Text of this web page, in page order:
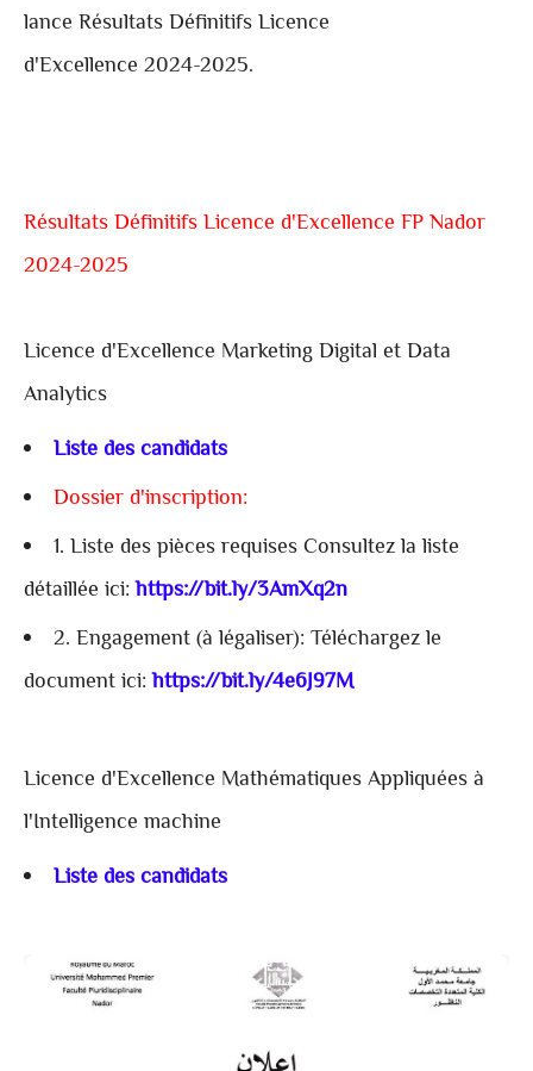
lance Résultats Définitifs Licence
d'Excellence 2024-2025.
Résultats Définitifs Licence d'Excellence FP Nador
2024-2025
Licence d'Excellence Marketing Digital et Data
Analytics
Liste des candidats
Dossier d'inscription:
1. Liste des pièces requises Consultez la liste
détaillée ici:https://bit.ly/3AmXq2n
2. Engagement (à légaliser): Téléchargez le
document ici:https://bit.ly/4e6J97M
Licence d'Excellence Mathématiques Appliquées à
l'Intelligence machine
Liste des candidats